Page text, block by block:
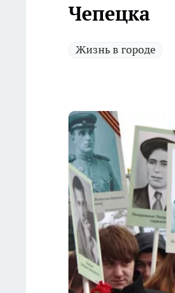
Чепецка
Жизнь в городе